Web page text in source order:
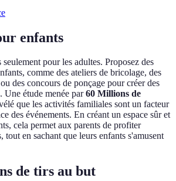
enfants
pour les adultes. Proposez des
comme des ateliers de bricolage, des
des concours de ponçage pour créer des
Une étude menée par60 Millions de
que les activités familiales sont un facteur
des événements. En créant un espace sûr et
cela permet aux parents de profiter
tout en sachant que leurs enfants s'amusent
de tirs au but